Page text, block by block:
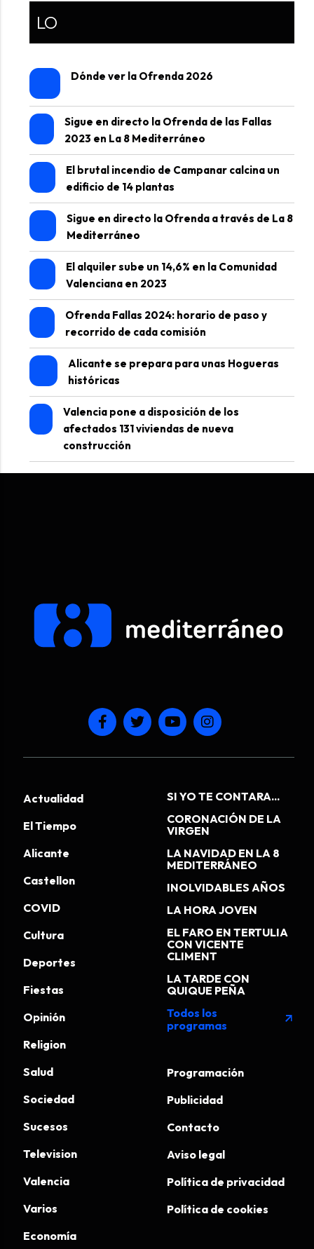
LO
Dónde ver la Ofrenda 2026
Sigue en directo la Ofrenda de las Fallas
2023 en La 8 Mediterráneo
El brutal incendio de Campanar calcina un
edificio de 14 plantas
Sigue en directo la Ofrenda a través de La 8
Mediterráneo
El alquiler sube un 14,6% en la Comunidad
Valenciana en 2023
Ofrenda Fallas 2024: horario de paso y
recorrido de cada comisión
Alicante se prepara para unas Hogueras
históricas
Valencia pone a disposición de los
afectados 131 viviendas de nueva
construcción
Actualidad
El Tiempo
Alicante
Castellon
COVID
Cultura
Deportes
Fiestas
Opinión
Religion
Salud
Sociedad
Sucesos
Television
Valencia
Varios
Economía
SI YO TE CONTARA...
CORONACIÓN DE LA
VIRGEN
LA NAVIDAD EN LA 8
MEDITERRÁNEO
INOLVIDABLES AÑOS
LA HORA JOVEN
EL FARO EN TERTULIA
CON VICENTE
CLIMENT
LA TARDE CON
QUIQUE PEÑA
Todos los
programas
arrow_outward
Programación
Publicidad
Contacto
Aviso legal
Política de privacidad
Política de cookies